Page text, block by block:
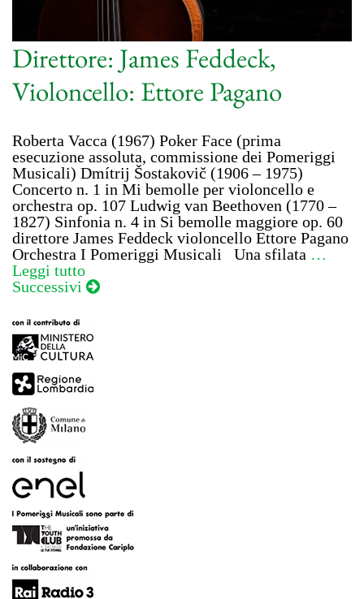
Direttore: James Feddeck,
Violoncello: Ettore Pagano
Roberta Vacca (1967) Poker Face (prima
esecuzione assoluta, commissione dei Pomeriggi
Musicali) Dmítrij Šostakovič (1906 – 1975)
Concerto n. 1 in Mi bemolle per violoncello e
orchestra op. 107 Ludwig van Beethoven (1770 –
1827) Sinfonia n. 4 in Si bemolle maggiore op. 60
direttore James Feddeck violoncello Ettore Pagano
Orchestra I Pomeriggi Musicali Una sfilata …
Leggi tutto
Navigazione
articoli
Successivi